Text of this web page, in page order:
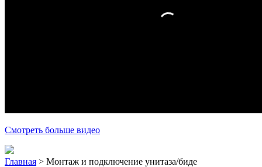
Смотреть больше видео
Главная > Монтаж и подключение унитаза/биде